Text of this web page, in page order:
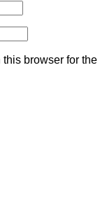
browser for the